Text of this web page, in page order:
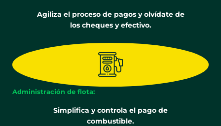
Agiliza el proceso de pagos y olvídate de
los cheques y efectivo.
Administración de flota:
Simplifica y controla el pago de
combustible.